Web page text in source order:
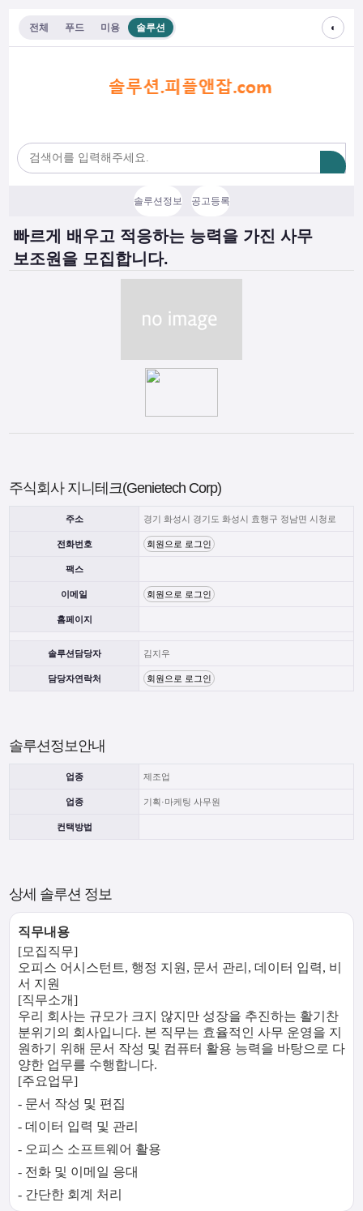
전체 푸드 미용 솔루션 ◐
솔루션정보 공고등록
빠르게 배우고 적응하는 능력을 가진 사무
보조원을 모집합니다.
주식회사 지니테크(Genietech Corp)
주소 경기 화성시 경기도 화성시 효행구 정남면 시청로
전화번호 회원으로 로그인
팩스
이메일 회원으로 로그인
홈페이지
솔루션담당자 김지우
담당자연락처 회원으로 로그인
솔루션정보안내
업종 제조업
업종 기획·마케팅 사무원
컨택방법
상세 솔루션 정보
직무내용
[모집직무]
오피스 어시스턴트, 행정 지원, 문서 관리, 데이터 입력, 비
서 지원
[직무소개]
우리 회사는 규모가 크지 않지만 성장을 추진하는 활기찬
분위기의 회사입니다. 본 직무는 효율적인 사무 운영을 지
원하기 위해 문서 작성 및 컴퓨터 활용 능력을 바탕으로 다
양한 업무를 수행합니다.
[주요업무]
- 문서 작성 및 편집
- 데이터 입력 및 관리
- 오피스 소프트웨어 활용
- 전화 및 이메일 응대
- 간단한 회계 처리